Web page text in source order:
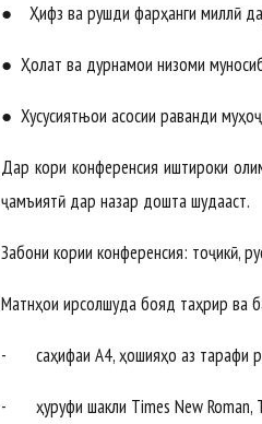
● Ҳифз ва рушди фарҳанги миллӣ
● Ҳолат ва дурнамои низоми
● Хусусиятњои асосии раванди
Дар кори конференсия иштироки
ҷамъиятӣ дар назар дошта шудааст.
Забони кории конференсия: тоҷикӣ,
Матнҳои ирсолшуда бояд таҳрир ва
- саҳифаи А4, ҳошияҳо аз тарафи
- ҳуруфи шакли Times New Roman,